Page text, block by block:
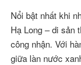
Nổi bật nhất khi
Hạ Long – di sản
công nhận. Với
giữa làn nước